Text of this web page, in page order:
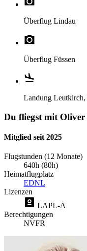
Überflug Lindau
Überflug Füssen
Landung Leutkirch,
Du fliegst mit Oliver
Mitglied seit 2025
Flugstunden (12 Monate)
640h (80h)
Heimatflugplatz
EDNL
Lizenzen
LAPL-A
Berechtigungen
NVFR